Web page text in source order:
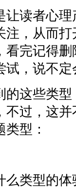
读者心理
注，从而
看完记得
试，说不
这些类型
不过，这
型：
类型的体